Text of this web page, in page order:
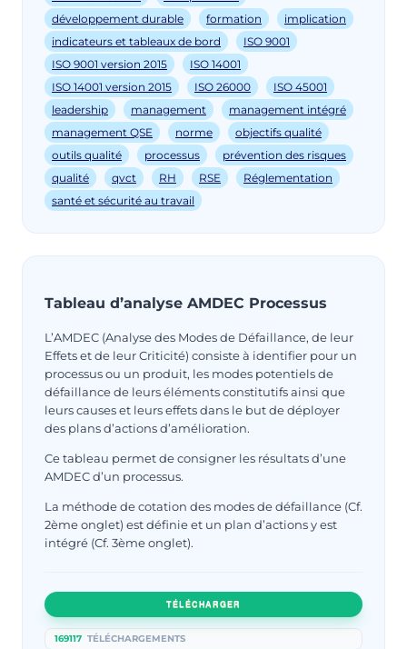
développement durable
formation
implication
indicateurs et tableaux de bord
ISO 9001
ISO 9001 version 2015
ISO 14001
ISO 14001 version 2015
ISO 26000
ISO 45001
leadership
management
management intégré
management QSE
norme
objectifs qualité
outils qualité
processus
prévention des risques
qualité
qvct RH RSE
Réglementation
santé et sécurité au travail
Tableau d’analyse AMDEC Processus
L’AMDEC (Analyse des Modes de Défaillance, de leur
Effets et de leur Criticité) consiste à identifier pour un
processus ou un produit, les modes potentiels de
défaillance de leurs éléments constitutifs ainsi que
leurs causes et leurs effets dans le but de déployer
des plans d’actions d’amélioration.
Ce tableau permet de consigner les résultats d’une
AMDEC d’un processus.
La méthode de cotation des modes de défaillance (Cf.
2ème onglet) est définie et un plan d’actions y est
intégré (Cf. 3ème onglet).
TÉLÉCHARGER
169117 TÉLÉCHARGEMENTS